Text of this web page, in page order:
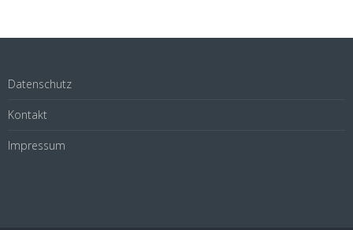
Datenschutz
Kontakt
Impressum